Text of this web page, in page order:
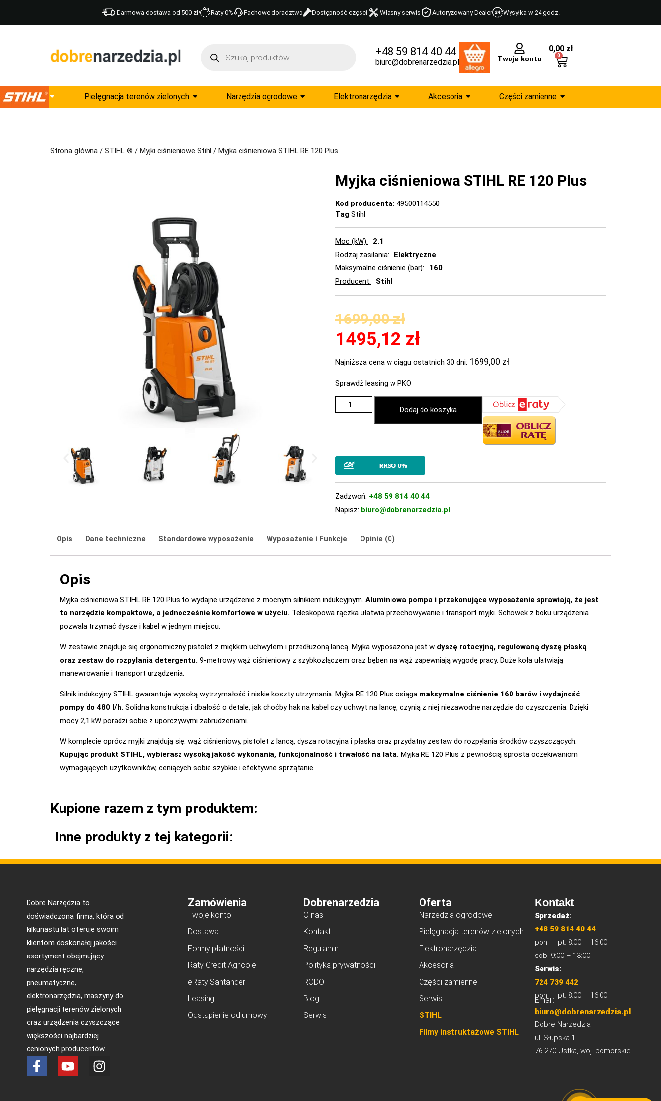
Darmowa dostawa od 500 zł Raty 0% Fachowe doradztwo Dostępność części Własny serwis Autoryzowany Dealer Wysyłka w 24 godz.
+48 59 814 40 44
biuro@dobrenarzedzia.pl Twoje konto
0,00 zł
0
Pielęgnacja terenów zielonych Narzędzia ogrodowe Elektronarzędzia Akcesoria Części zamienne
Strona główna / STIHL ® / Myjki ciśnieniowe Stihl / Myjka ciśnieniowa STIHL RE 120 Plus
Myjka ciśnieniowa STIHL RE 120 Plus
Kod producenta: 49500114550
Tag Stihl
Moc (kW)
2.1
Rodzaj zasilania
Elektryczne
Maksymalne ciśnienie (bar)
160
Producent
Stihl
1699,00zł
1495,12 zł
Najniższa cena w ciągu ostatnich 30 dni: 1699,00 zł
Sprawdź leasing w PKO
Dodaj do koszyka
Zadzwoń: +48 59 814 40 44
Napisz: biuro@dobrenarzedzia.pl
Opis Dane techniczne Standardowe wyposażenie Wyposażenie i Funkcje Opinie (0)
Opis
Myjka ciśnieniowa STIHL RE 120 Plus to wydajne urządzenie z mocnym silnikiem indukcyjnym. Aluminiowa pompa i przekonujące wyposażenie sprawiają, że jest
to narzędzie kompaktowe, a jednocześnie komfortowe w użyciu. Teleskopowa rączka ułatwia przechowywanie i transport myjki. Schowek z boku urządzenia
pozwala trzymać dysze i kabel w jednym miejscu.
W zestawie znajduje się ergonomiczny pistolet z miękkim uchwytem i przedłużoną lancą. Myjka wyposażona jest w dyszę rotacyjną, regulowaną dyszę płaską
oraz zestaw do rozpylania detergentu. 9-metrowy wąż ciśnieniowy z szybkozłączem oraz bęben na wąż zapewniają wygodę pracy. Duże koła ułatwiają
manewrowanie i transport urządzenia.
Silnik indukcyjny STIHL gwarantuje wysoką wytrzymałość i niskie koszty utrzymania. Myjka RE 120 Plus osiąga maksymalne ciśnienie 160 barów i wydajność
pompy do 480 l/h. Solidna konstrukcja i dbałość o detale, jak choćby hak na kabel czy uchwyt na lancę, czynią z niej niezawodne narzędzie do czyszczenia. Dzięki
mocy 2,1 kW poradzi sobie z uporczywymi zabrudzeniami.
W komplecie oprócz myjki znajdują się: wąż ciśnieniowy, pistolet z lancą, dysza rotacyjna i płaska oraz przydatny zestaw do rozpylania środków czyszczących.
Kupując produkt STIHL, wybierasz wysoką jakość wykonania, funkcjonalność i trwałość na lata. Myjka RE 120 Plus z pewnością sprosta oczekiwaniom
wymagających użytkowników, ceniących sobie szybkie i efektywne sprzątanie.
Kupione razem z tym produktem:
Inne produkty z tej kategorii:
Dobre Narzędzia to
doświadczona firma, która od
kilkunastu lat oferuje swoim
klientom doskonałej jakości
asortyment obejmujący
narzędzia ręczne,
pneumatyczne,
elektronarzędzia, maszyny do
pielęgnacji terenów zielonych
oraz urządzenia czyszczące
większości najbardziej
cenionych producentów.
Zamówienia
Twoje konto
Dostawa
Formy płatności
Raty Credit Agricole
eRaty Santander
Leasing
Odstąpienie od umowy
Dobrenarzedzia
O nas
Kontakt
Regulamin
Polityka prywatności
RODO
Blog
Serwis
Oferta
Narzedzia ogrodowe
Pielęgnacja terenów zielonych
Elektronarzędzia
Akcesoria
Części zamienne
Serwis
STIHL
Filmy instruktażowe STIHL
Kontakt
Sprzedaż:
+48 59 814 40 44
pon. – pt. 8:00 – 16:00
sob. 9:00 – 13:00
Serwis:
724 739 442
pon. – pt. 8:00 – 16:00
Email:
biuro@dobrenarzedzia.pl
Dobre Narzedzia
ul. Słupska 1
76-270 Ustka, woj. pomorskie